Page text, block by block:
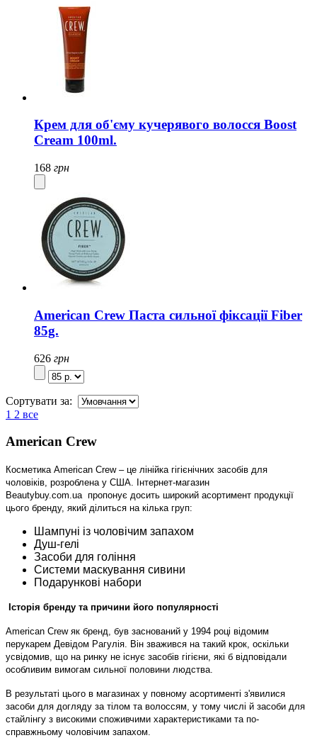
Крем для об'єму кучерявого волосся Boost
Cream 100ml.
168 грн
American Crew Паста сильної фіксації Fiber
85g.
626 грн
Сортувати за:
1 2 все
American Crew
Косметика American Crew – це лінійка гігієнічних засобів для
чоловіків, розроблена у США. Інтернет-магазин
Beautybuy.com.uaпропонує досить широкий асортимент продукції
цього бренду, який ділиться на кілька груп:
Шампуні із чоловічим запахом
Душ-гелі
Засоби для гоління
Системи маскування сивини
Подарункові набори
Історія бренду та причини його популярності
American Crew як бренд, був заснований у 1994 році відомим
перукарем Девідом Рагулія. Він зважився на такий крок, оскільки
усвідомив, що на ринку не існує засобів гігієни, які б відповідали
особливим вимогам сильної половини людства.
В результаті цього в магазинах у повному асортименті з'явилися
засоби для догляду за тілом та волоссям, у тому числі й засоби для
стайлінгу з високими споживчими характеристиками та по-
справжньому чоловічим запахом.